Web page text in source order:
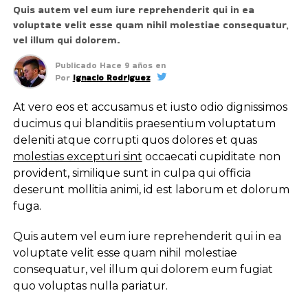
Quis autem vel eum iure reprehenderit qui in ea
voluptate velit esse quam nihil molestiae consequatur,
vel illum qui dolorem.
Publicado Hace 9 años en
Por Ignacio Rodriguez
At vero eos et accusamus et iusto odio dignissimos
ducimus qui blanditiis praesentium voluptatum
deleniti atque corrupti quos dolores et quas
molestias excepturi sint occaecati cupiditate non
provident, similique sunt in culpa qui officia
deserunt mollitia animi, id est laborum et dolorum
fuga.
Quis autem vel eum iure reprehenderit qui in ea
voluptate velit esse quam nihil molestiae
consequatur, vel illum qui dolorem eum fugiat
quo voluptas nulla pariatur.